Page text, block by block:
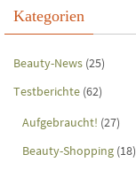
Kategorien
Beauty-News (25)
Testberichte (62)
Aufgebraucht! (27)
Beauty-Shopping (18)